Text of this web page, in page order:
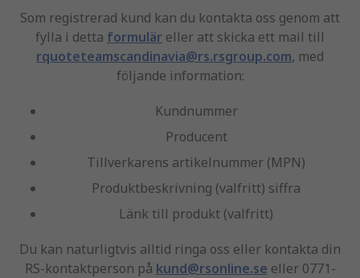
Som registrerad kund kan du kontakta oss genom att
fylla i detta formulär eller att skicka ett mail till
rquoteteamscandinavia@rs.rsgroup.com, med
följande information:
Kundnummer
Producent
Tillverkarens artikelnummer (MPN)
Produktbeskrivning (valfritt) siffra
Länk till produkt (valfritt)
Du kan naturligtvis alltid ringa oss eller kontakta din
RS-kontaktperson på kund@rsonline.se eller 0771-